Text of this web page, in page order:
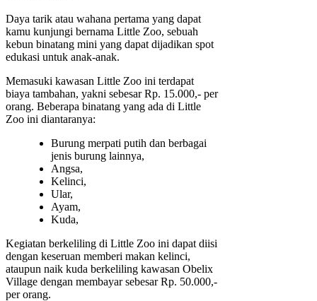
Daya tarik atau wahana pertama yang dapat
kamu kunjungi bernama Little Zoo, sebuah
kebun binatang mini yang dapat dijadikan spot
edukasi untuk anak-anak.
Memasuki kawasan Little Zoo ini terdapat
biaya tambahan, yakni sebesar Rp. 15.000,- per
orang. Beberapa binatang yang ada di Little
Zoo ini diantaranya:
Burung merpati putih dan berbagai
jenis burung lainnya,
Angsa,
Kelinci,
Ular,
Ayam,
Kuda,
Kegiatan berkeliling di Little Zoo ini dapat diisi
dengan keseruan memberi makan kelinci,
ataupun naik kuda berkeliling kawasan Obelix
Village dengan membayar sebesar Rp. 50.000,-
per orang.